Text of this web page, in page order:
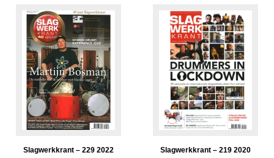
Slagwerkkrant – 229 2022
Slagwerkkrant – 219 2020